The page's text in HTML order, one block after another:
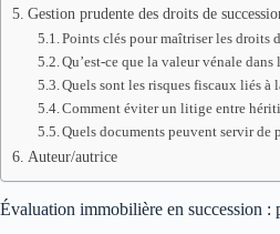
Gestion prudente des droits de
Points clés pour maîtriser les droits
Qu’est-ce que la valeur vénale dans
Quels sont les risques fiscaux liés
Comment éviter un litige entre
Quels documents peuvent servir de
Auteur/autrice
Évaluation immobilière en succession :